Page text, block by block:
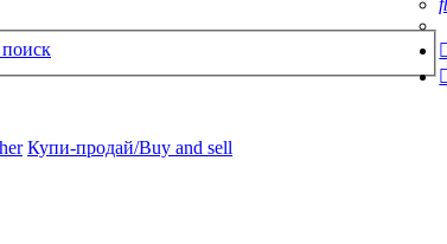
Купи-продай/Buy and sell